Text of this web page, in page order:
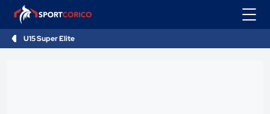
U15 Super Elite